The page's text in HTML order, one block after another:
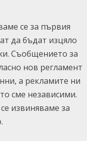
се за първия
да бъдат изцяло
Съобщението за
нов регламент
а рекламите ни
сме независими.
извиняваме за